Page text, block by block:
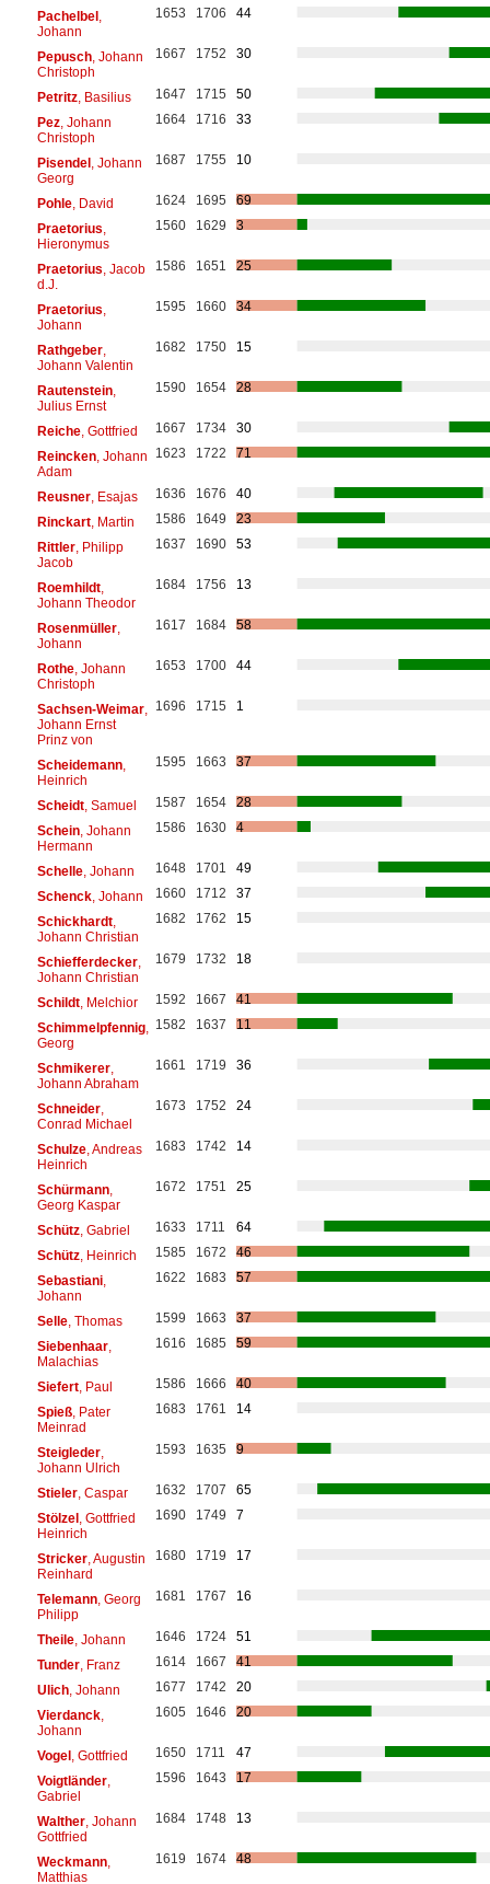
Pachelbel,
Johann
1653 1706 44
Pepusch, Johann
Christoph
1667 1752 30
Petritz, Basilius 1647 1715
50
Pez, Johann
Christoph
1664 1716 33
Pisendel, Johann
Georg
1687 1755 10
Pohle, David 1624 1695
69
Praetorius
Hieronymus
1560 1629 3
Praetorius , Jacob
d.J.
1586 1651 25
Praetorius
Johann
1595 1660 34
Rathgeber,
Johann Valentin
1682 1750 15
Rautenstein,
Julius Ernst
1590 1654 28
Reiche, Gottfried 1667 1734
30
Reincken, Johann
Adam
1623 1722 71
Reusner, Esajas 1636 1676
40
Rinckart, Martin 1586 1649
23
Rittler, Philipp
Jacob
1637 1690 53
Roemhildt,
Johann Theodor
1684 1756 13
Rosenmüller,
Johann
1617 1684 58
Rothe, Johann
Christoph
1653 1700 44
Sachsen-Weimar,
Johann Ernst
Prinz von
1696 1715 1
Scheidemann,
Heinrich
1595 1663 37
Scheidt, Samuel 1587 1654
28
Schein, Johann
Hermann
1586 1630 4
Schelle, Johann 1648 1701
49
Schenck, Johann 1660 1712
37
Schickhardt,
Johann Christian
1682 1762 15
Schiefferdecker,
Johann Christian
1679 1732 18
Schildt, Melchior 1592 1667
41
Schimmelpfennig,
Georg
1582 1637 11
Schmikerer,
Johann Abraham
1661 1719 36
Schneider,
Conrad Michael
1673 1752 24
Schulze, Andreas
Heinrich
1683 1742 14
Schürmann,
Georg Kaspar
1672 1751 25
Schütz, Gabriel 1633 1711
64
Schütz, Heinrich 1585 1672
46
Sebastiani,
Johann
1622 1683 57
Selle, Thomas 1599 1663
37
Siebenhaar,
Malachias
1616 1685 59
Siefert, Paul 1586 1666
40
Spieß, Pater
Meinrad
1683 1761 14
Steigleder,
Johann Ulrich
1593 1635 9
Stieler, Caspar 1632 1707
65
Stölzel, Gottfried
Heinrich
1690 1749 7
Stricker, Augustin
Reinhard
1680 1719 17
Telemann, Georg
Philipp
1681 1767 16
Theile, Johann 1646 1724
51
Tunder, Franz 1614 1667
41
Ulich, Johann 1677 1742
20
Vierdanck,
Johann
1605 1646 20
Vogel, Gottfried 1650 1711
47
Voigtländer,
Gabriel
1596 1643 17
Walther, Johann
Gottfried
1684 1748 13
Weckmann,
Matthias
1619 1674 48